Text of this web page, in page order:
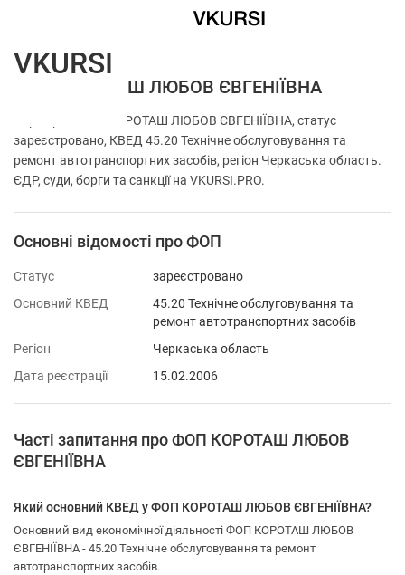
ФОП КОРОТАШ ЛЮБОВ ЄВГЕНІЇВНА
Перевірка ФОП КОРОТАШ ЛЮБОВ ЄВГЕНІЇВНА, статус
зареєстровано, КВЕД 45.20 Технічне обслуговування та
ремонт автотранспортних засобів, регіон Черкаська область.
ЄДР, суди, борги та санкції на VKURSI.PRO.
Основні відомості про ФОП
Статус
зареєстровано
Основний КВЕД
45.20 Технічне обслуговування та
ремонт автотранспортних засобів
Регіон
Черкаська область
Дата реєстрації
15.02.2006
Часті запитання про ФОП КОРОТАШ ЛЮБОВ
ЄВГЕНІЇВНА
Який основний КВЕД у ФОП КОРОТАШ ЛЮБОВ ЄВГЕНІЇВНА?
Основний вид економічної діяльності ФОП КОРОТАШ ЛЮБОВ
ЄВГЕНІЇВНА - 45.20 Технічне обслуговування та ремонт
автотранспортних засобів.
VKURSI